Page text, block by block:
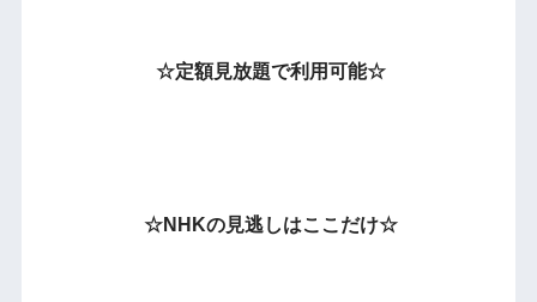
☆定額見放題で利用可能☆
☆NHKの見逃しはここだけ☆